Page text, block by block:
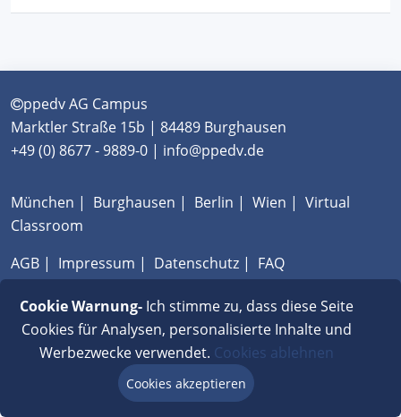
ppedv AG Campus
Marktler Straße 15b | 84489 Burghausen
+49 (0) 8677 - 9889-0 | info@ppedv.de
München | Burghausen | Berlin | Wien | Virtual
Classroom
AGB | Impressum | Datenschutz | FAQ
Cookie Warnung-Ich stimme zu, dass diese Seite
Cookies für Analysen, personalisierte Inhalte und
Werbezwecke verwendet. Cookies ablehnen
Cookies akzeptieren